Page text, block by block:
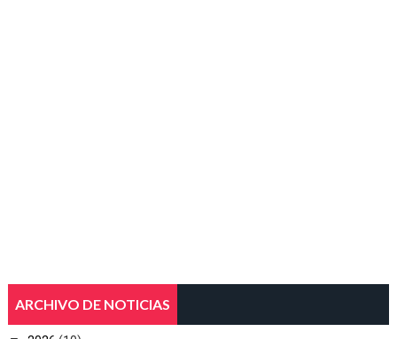
ARCHIVO DE NOTICIAS